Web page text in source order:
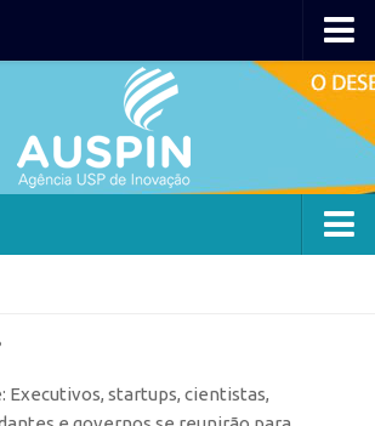
Executivos, startups, cientistas,